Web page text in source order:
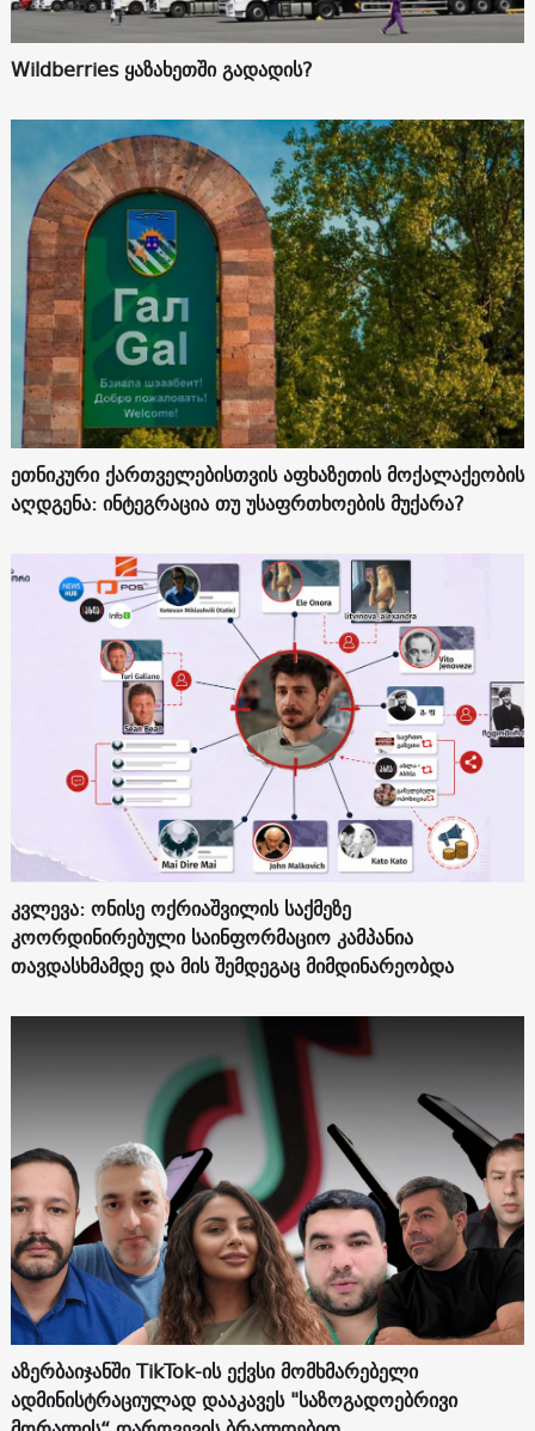
Wildberries ყაზახეთში გადადის?
ეთნიკური ქართველებისთვის აფხაზეთის მოქალაქეობის
აღდგენა: ინტეგრაცია თუ უსაფრთხოების მუქარა?
კვლევა: ონისე ოქრიაშვილის საქმეზე
კოორდინირებული საინფორმაციო კამპანია
თავდასხმამდე და მის შემდეგაც მიმდინარეობდა
აზერბაიჯანში TikTok-ის ექვსი მომხმარებელი
ადმინისტრაციულად დააკავეს "საზოგადოებრივი